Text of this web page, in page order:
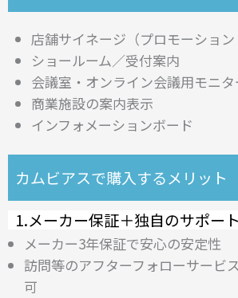
店舗サイネージ（プロモーション
ショールーム／受付案内
会議室・オンライン会議用モニタ
商業施設の案内表示
インフォメーションボード
カムビアスで購入するメリット
1.メーカー保証＋独自のサポート
メーカー3年保証で安心の安定性
訪問等のアフターフォローサービ
可